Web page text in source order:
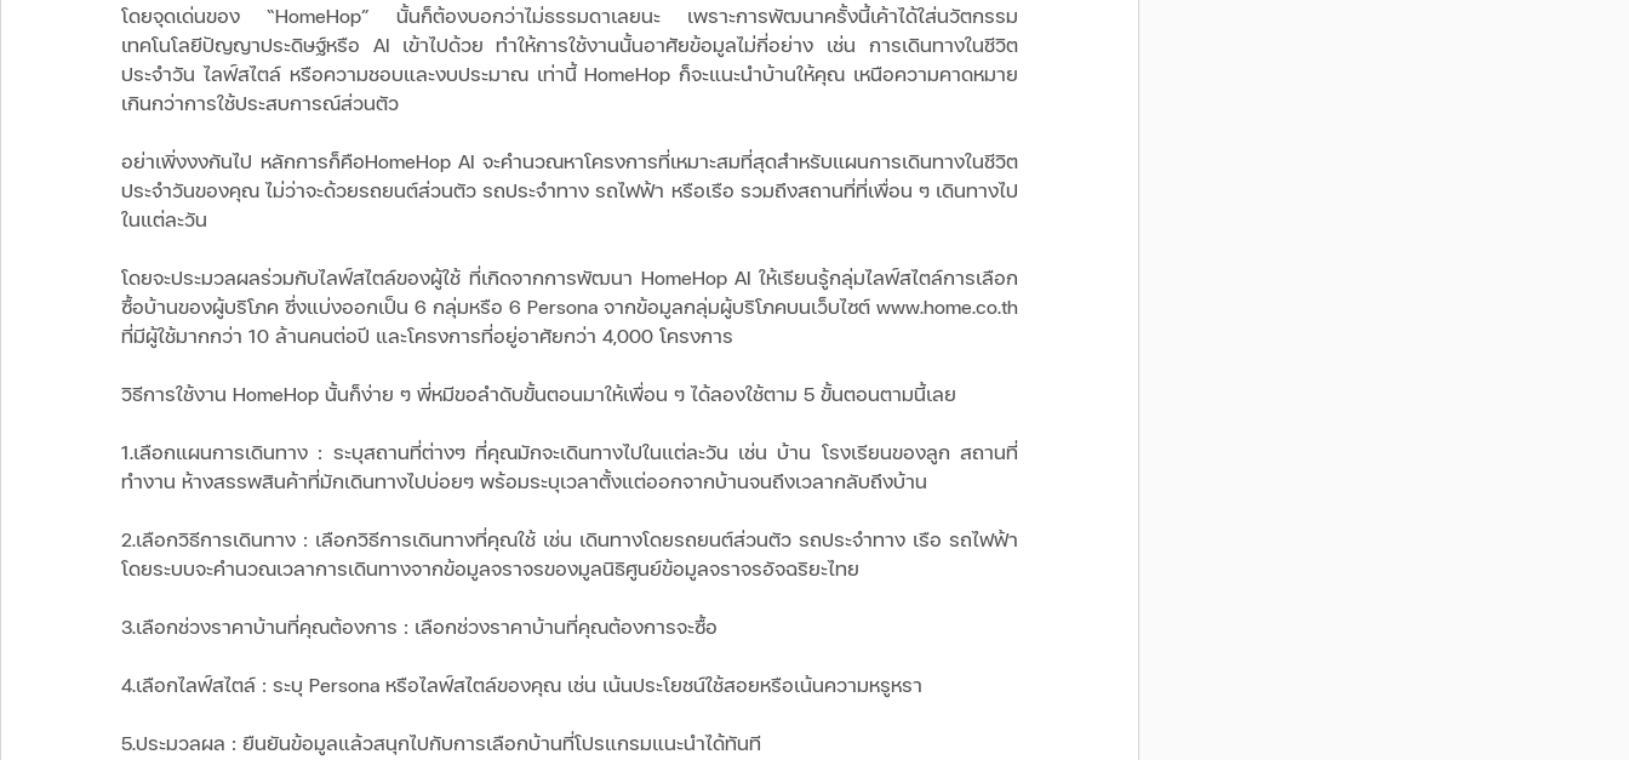
โดยจุดเด่นของ “HomeHop” นั้นก็ต้องบอกว่าไม่ธรรมดาเลยนะ เพราะการพัฒนาครั้งนี้เค้าได้ใส่นวัตกรรม
เทคโนโลยีปัญญาประดิษฐ์หรือ AI เข้าไปด้วย ทำให้การใช้งานนั้นอาศัยข้อมูลไม่กี่อย่าง เช่น การเดินทางในชีวิต
ประจำวัน ไลฟ์สไตล์ หรือความชอบและงบประมาณ เท่านี้ HomeHop ก็จะแนะนำบ้านให้คุณ เหนือความคาดหมาย
เกินกว่าการใช้ประสบการณ์ส่วนตัว
อย่าเพิ่งงงกันไป หลักการก็คือHomeHop AI จะคำนวณหาโครงการที่เหมาะสมที่สุดสำหรับแผนการเดินทางในชีวิต
ประจำวันของคุณ ไม่ว่าจะด้วยรถยนต์ส่วนตัว รถประจำทาง รถไฟฟ้า หรือเรือ รวมถึงสถานที่ที่เพื่อน ๆ เดินทางไป
ในแต่ละวัน
โดยจะประมวลผลร่วมกับไลฟ์สไตล์ของผู้ใช้ ที่เกิดจากการพัฒนา HomeHop AI ให้เรียนรู้กลุ่มไลฟ์สไตล์การเลือก
ซื้อบ้านของผู้บริโภค ซึ่งแบ่งออกเป็น 6 กลุ่มหรือ 6 Persona จากข้อมูลกลุ่มผู้บริโภคบนเว็บไซต์ www.home.co.th
ที่มีผู้ใช้มากกว่า 10 ล้านคนต่อปี และโครงการที่อยู่อาศัยกว่า 4,000 โครงการ
วิธีการใช้งาน HomeHop นั้นก็ง่าย ๆ พี่หมีขอลำดับขั้นตอนมาให้เพื่อน ๆ ได้ลองใช้ตาม 5 ขั้นตอนตามนี้เลย
1.เลือกแผนการเดินทาง : ระบุสถานที่ต่างๆ ที่คุณมักจะเดินทางไปในแต่ละวัน เช่น บ้าน โรงเรียนของลูก สถานที่
ทำงาน ห้างสรรพสินค้าที่มักเดินทางไปบ่อยๆ พร้อมระบุเวลาตั้งแต่ออกจากบ้านจนถึงเวลากลับถึงบ้าน
2.เลือกวิธีการเดินทาง : เลือกวิธีการเดินทางที่คุณใช้ เช่น เดินทางโดยรถยนต์ส่วนตัว รถประจำทาง เรือ รถไฟฟ้า
โดยระบบจะคำนวณเวลาการเดินทางจากข้อมูลจราจรของมูลนิธิศูนย์ข้อมูลจราจรอัจฉริยะไทย
3.เลือกช่วงราคาบ้านที่คุณต้องการ : เลือกช่วงราคาบ้านที่คุณต้องการจะซื้อ
4.เลือกไลฟ์สไตล์ : ระบุ Persona หรือไลฟ์สไตล์ของคุณ เช่น เน้นประโยชน์ใช้สอยหรือเน้นความหรูหรา
5.ประมวลผล : ยืนยันข้อมูลแล้วสนุกไปกับการเลือกบ้านที่โปรแกรมแนะนำได้ทันที